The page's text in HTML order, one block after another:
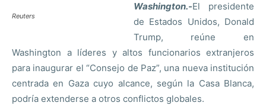
Reuters
Washington.-El presidente
de Estados Unidos, Donald
Trump, reúne en
Washington a líderes y altos funcionarios extranjeros
para inaugurar el “Consejo de Paz”, una nueva institución
centrada en Gaza cuyo alcance, según la Casa Blanca,
podría extenderse a otros conflictos globales.